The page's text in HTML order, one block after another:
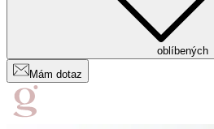
oblíbených
Mám dotaz